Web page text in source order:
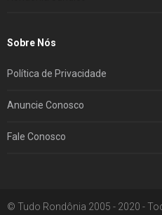
Sobre Nós
Política de Privacidade
Anuncie Conosco
Fale Conosco
© Tudo Rondônia 2005 - 2020 -